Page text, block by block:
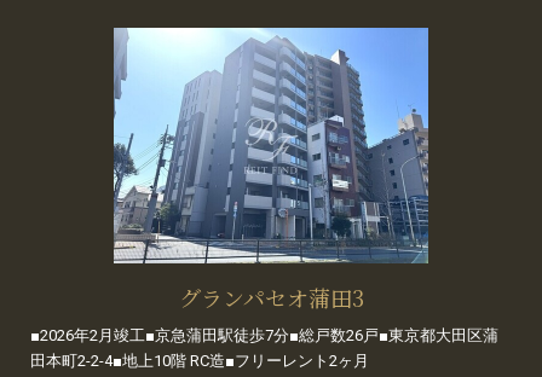
グランパセオ蒲田3
■2026年2月竣工■京急蒲田駅徒歩7分■総戸数26戸■東京都大田区蒲
田本町2-2-4■地上10階 RC造■フリーレント2ヶ月